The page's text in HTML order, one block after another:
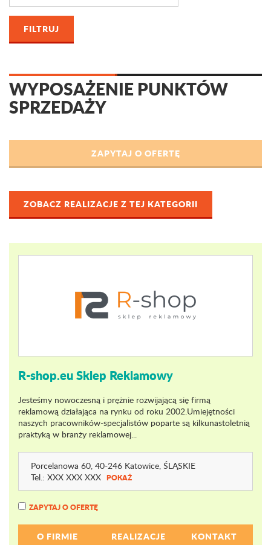
WYPOSAŻENIE PUNKTÓW
SPRZEDAŻY
ZOBACZ REALIZACJE Z TEJ KATEGORII
R-shop.eu Sklep Reklamowy
Jesteśmy nowoczesną i prężnie rozwijającą się firmą
reklamową działająca na rynku od roku 2002.Umiejętności
naszych pracowników-specjalistów poparte są kilkunastoletnią
praktyką w branży reklamowej...
Porcelanowa 60, 40-246 Katowice, ŚLĄSKIE
Tel.: XXX XXX XXX POKAŻ
ZAPYTAJ O OFERTĘ
O FIRMIE REALIZACJE KONTAKT